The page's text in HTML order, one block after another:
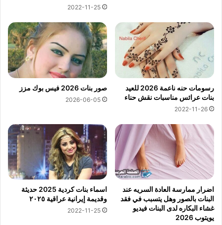
2022-11-25
رسومات حنه ناعمة 2026 للعيد
بنات عرائس مناسبات نقش حناء
2022-11-26
صور بنات 2026 فيس بوك مزز
2026-06-05
اضرار ممارسة العادة السريه عند
البنات بالصور وهل يتسبب في فقد
غشاء البكاره لدى البنات فيديو
يويتوب 2026
اسماء بنات كردية 2025 حديثة
وقديمة إيرانية عراقية ٢٠٢٥
2022-11-25